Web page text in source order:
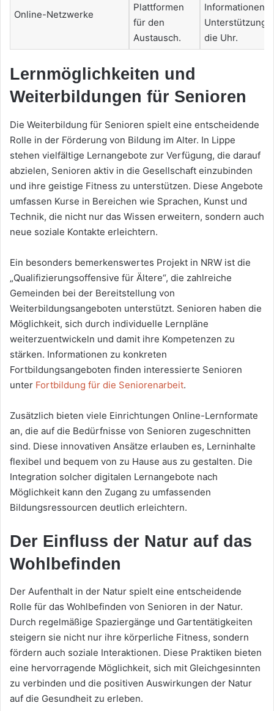
Online-Netzwerke
Plattformen
für den
Austausch.
Informationen
Unterstützung
die Uhr.
Lernmöglichkeiten und
Weiterbildungen für Senioren
Die Weiterbildung für Senioren spielt eine entscheidende
Rolle in der Förderung von Bildung im Alter. In Lippe
stehen vielfältige Lernangebote zur Verfügung, die darauf
abzielen, Senioren aktiv in die Gesellschaft einzubinden
und ihre geistige Fitness zu unterstützen. Diese Angebote
umfassen Kurse in Bereichen wie Sprachen, Kunst und
Technik, die nicht nur das Wissen erweitern, sondern auch
neue soziale Kontakte erleichtern.
Ein besonders bemerkenswertes Projekt in NRW ist die
„Qualifizierungsoffensive für Ältere“, die zahlreiche
Gemeinden bei der Bereitstellung von
Weiterbildungsangeboten unterstützt. Senioren haben die
Möglichkeit, sich durch individuelle Lernpläne
weiterzuentwickeln und damit ihre Kompetenzen zu
stärken. Informationen zu konkreten
Fortbildungsangeboten finden interessierte Senioren
unter Fortbildung für die Seniorenarbeit.
Zusätzlich bieten viele Einrichtungen Online-Lernformate
an, die auf die Bedürfnisse von Senioren zugeschnitten
sind. Diese innovativen Ansätze erlauben es, Lerninhalte
flexibel und bequem von zu Hause aus zu gestalten. Die
Integration solcher digitalen Lernangebote nach
Möglichkeit kann den Zugang zu umfassenden
Bildungsressourcen deutlich erleichtern.
Der Einfluss der Natur auf das
Wohlbefinden
Der Aufenthalt in der Natur spielt eine entscheidende
Rolle für das Wohlbefinden von Senioren in der Natur.
Durch regelmäßige Spaziergänge und Gartentätigkeiten
steigern sie nicht nur ihre körperliche Fitness, sondern
fördern auch soziale Interaktionen. Diese Praktiken bieten
eine hervorragende Möglichkeit, sich mit Gleichgesinnten
zu verbinden und die positiven Auswirkungen der Natur
auf die Gesundheit zu erleben.